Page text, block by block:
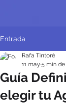
Entrada
Guía
elegir tu
Rafa Tintoré
11 may 5 min